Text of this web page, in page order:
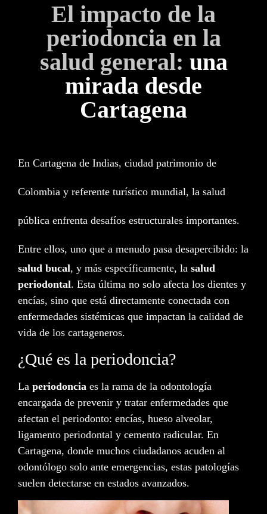
El impacto de la
periodoncia en la
salud general: una
mirada desde
Cartagena
En Cartagena de Indias, ciudad patrimonio de
Colombia y referente turístico mundial, la salud
pública enfrenta desafíos estructurales importantes.
Entre ellos, uno que a menudo pasa desapercibido: la
salud bucal, y más específicamente, la salud
periodontal. Esta última no solo afecta los dientes y
encías, sino que está directamente conectada con
enfermedades sistémicas que impactan la calidad de
vida de los cartageneros.
¿Qué es la periodoncia?
La periodoncia es la rama de la odontología
encargada de prevenir y tratar enfermedades que
afectan el periodonto: encías, hueso alveolar,
ligamento periodontal y cemento radicular. En
Cartagena, donde muchos ciudadanos acuden al
odontólogo solo ante emergencias, estas patologías
suelen detectarse en estados avanzados.